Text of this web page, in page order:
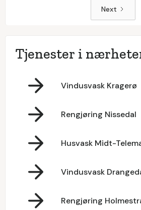
Next
Tjenester i
Vindusvask Kragerø
Rengjøring Nissedal
Husvask Midt-
Vindusvask
Rengjøring